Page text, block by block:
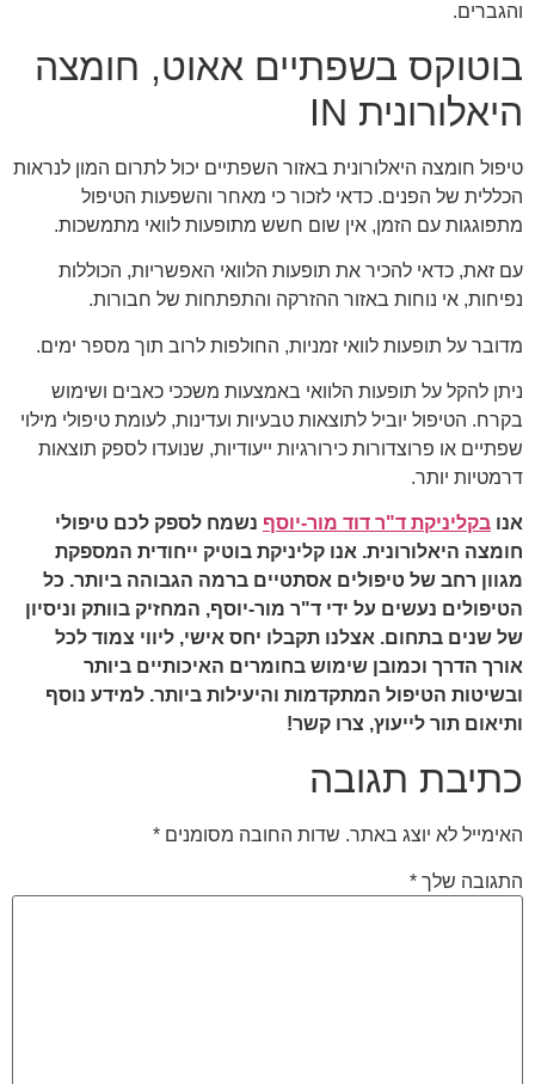
והגברים.
בוטוקס בשפתיים אאוט, חומצה
היאלורונית IN
טיפול חומצה היאלורונית באזור השפתיים יכול לתרום המון לנראות
הכללית של הפנים. כדאי לזכור כי מאחר והשפעות הטיפול
מתפוגגות עם הזמן, אין שום חשש מתופעות לוואי מתמשכות.
עם זאת, כדאי להכיר את תופעות הלוואי האפשריות, הכוללות
נפיחות, אי נוחות באזור ההזרקה והתפתחות של חבורות.
מדובר על תופעות לוואי זמניות, החולפות לרוב תוך מספר ימים.
ניתן להקל על תופעות הלוואי באמצעות משככי כאבים ושימוש
בקרח. הטיפול יוביל לתוצאות טבעיות ועדינות, לעומת טיפולי מילוי
שפתיים או פרוצדורות כירורגיות ייעודיות, שנועדו לספק תוצאות
דרמטיות יותר.
אנו בקליניקת ד"ר דוד מור-יוסף נשמח לספק לכם טיפולי
חומצה היאלורונית. אנו קליניקת בוטיק ייחודית המספקת
מגוון רחב של טיפולים אסתטיים ברמה הגבוהה ביותר. כל
הטיפולים נעשים על ידי ד"ר מור-יוסף, המחזיק בוותק וניסיון
של שנים בתחום. אצלנו תקבלו יחס אישי, ליווי צמוד לכל
אורך הדרך וכמובן שימוש בחומרים האיכותיים ביותר
ובשיטות הטיפול המתקדמות והיעילות ביותר. למידע נוסף
ותיאום תור לייעוץ, צרו קשר!
כתיבת תגובה
האימייל לא יוצג באתר. שדות החובה מסומנים *
התגובה שלך *